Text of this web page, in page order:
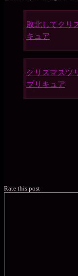
敗北してクリ
キュア
クリスマスツ
プリキュア
Rate this post